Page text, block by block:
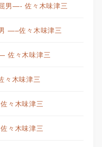
男—- 佐々木味津三
—–佐々木味津三
佐々木味津三
々木味津三
々木味津三
々木味津三